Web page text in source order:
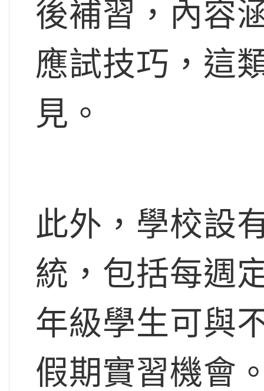
後補習，內容
應試技巧，這
見。
此外，學校設
統，包括每週
年級學生可與
假期實習機會